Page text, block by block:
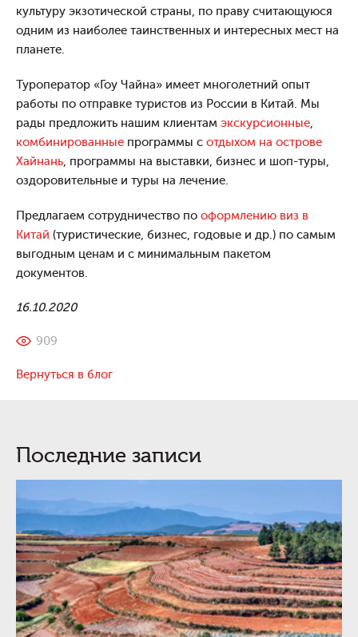
культуру экзотической страны, по праву считающуюся
одним из наиболее таинственных и интересных мест на
планете.
Туроператор «Гоу Чайна» имеет многолетний опыт
работы по отправке туристов из России в Китай. Мы
рады предложить нашим клиентам экскурсионные,
комбинированные программы с отдыхом на острове
Хайнань, программы на выставки, бизнес и шоп-туры,
оздоровительные и туры на лечение.
Предлагаем сотрудничество по оформлению виз в
Китай (туристические, бизнес, годовые и др.) по самым
выгодным ценам и с минимальным пакетом
документов.
16.10.2020
909
Вернуться в блог
Последние записи